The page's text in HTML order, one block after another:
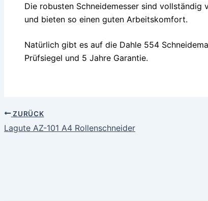
Die robusten Schneidemesser sind
und bieten so einen guten Arbeitskomfort.
Natürlich gibt es auf die Dahle 554
Prüfsiegel und 5 Jahre Garantie.
ZURÜCK
Lagute AZ-101 A4 Rollenschneider